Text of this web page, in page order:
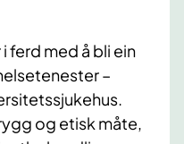
ferd med å bli ein
–
og etisk måte,